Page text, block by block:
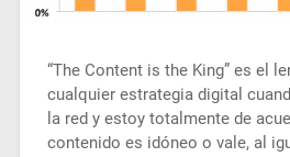
“The Content is the King” es el
cualquier estrategia digital
la red y estoy totalmente de
contenido es idóneo o vale, al